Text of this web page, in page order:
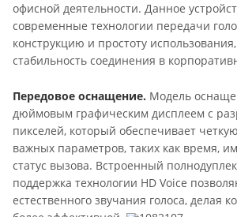
офисной деятельности. Данное
современные технологии передачи
конструкцию и простоту
стабильность соединения в
Передовое оснащение. Модель
дюймовым графическим дисплеем с
пикселей, который обеспечивает
важных параметров, таких как время,
статус вызова. Встроенный
поддержка технологии HD Voice
естественного звучания голоса, делая